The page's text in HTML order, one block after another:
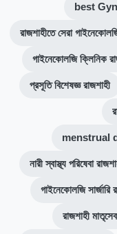
best
রাজশাহীতে সেরা
গাইনেকোলজি ক্লিনিক
প্রসূতি বিশেষজ্ঞ রাজশাহী
menstrual
নারী স্বাস্থ্য পরিষেবা
গাইনেকোলজি সার্জারি
রাজশাহী